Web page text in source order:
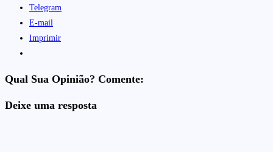
Telegram
E-mail
Imprimir
Qual Sua Opinião? Comente:
Deixe uma resposta